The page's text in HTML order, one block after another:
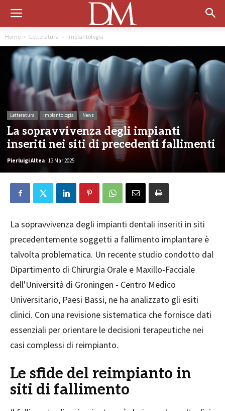
Home Letteratura Implantologia
Letteratura Implantologia News
La sopravvivenza degli impianti
inseriti nei siti di precedenti fallimenti
Pierluigi Altea 13 Mar 2025
La sopravvivenza degli impianti dentali inseriti in siti
precedentemente soggetti a fallimento implantare è
talvolta problematica. Un recente studio condotto dal
Dipartimento di Chirurgia Orale e Maxillo-Facciale
dell'Università di Groningen - Centro Medico
Universitario, Paesi Bassi, ne ha analizzato gli esiti
clinici. Con una revisione sistematica che fornisce dati
essenziali per orientare le decisioni terapeutiche nei
casi complessi di reimpianto.
Le sfide del reimpianto in
siti di fallimento